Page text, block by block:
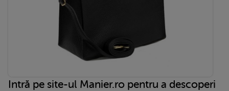
Intră pe site-ul Manier.ro pentru a descoperi